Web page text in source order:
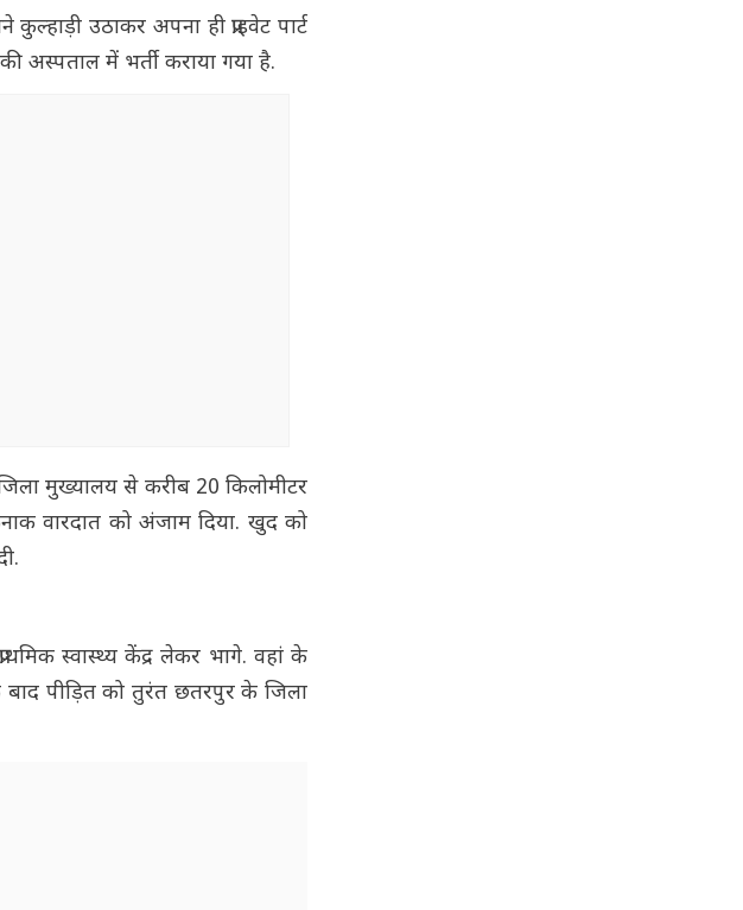
उठाकर अपना ही प्राइवेट पार्ट
अस्पताल में भर्ती कराया गया है.
मुख्यालय से करीब 20 किलोमीटर
वारदात को अंजाम दिया. खुद को
स्वास्थ्य केंद्र लेकर भागे. वहां के
पीड़ित को तुरंत छतरपुर के जिला